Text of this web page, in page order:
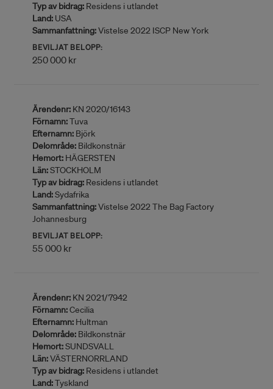
Typ av bidrag: Residens i utlandet
Land: USA
Sammanfattning:Vistelse 2022 ISCP New York
BEVILJAT BELOPP:
250 000 kr
Ärendenr: KN 2020/16143
Förnamn:Tuva
Efternamn: Björk
Delområde: Bildkonstnär
Hemort: HÄGERSTEN
Län:STOCKHOLM
Typ av bidrag: Residens i utlandet
Land:Sydafrika
Sammanfattning:Vistelse 2022 The Bag Factory
Johannesburg
BEVILJAT BELOPP:
55 000 kr
Ärendenr: KN 2021/7942
Förnamn:Cecilia
Efternamn: Hultman
Delområde: Bildkonstnär
Hemort:SUNDSVALL
Län:VÄSTERNORRLAND
Typ av bidrag: Residens i utlandet
Land:Tyskland